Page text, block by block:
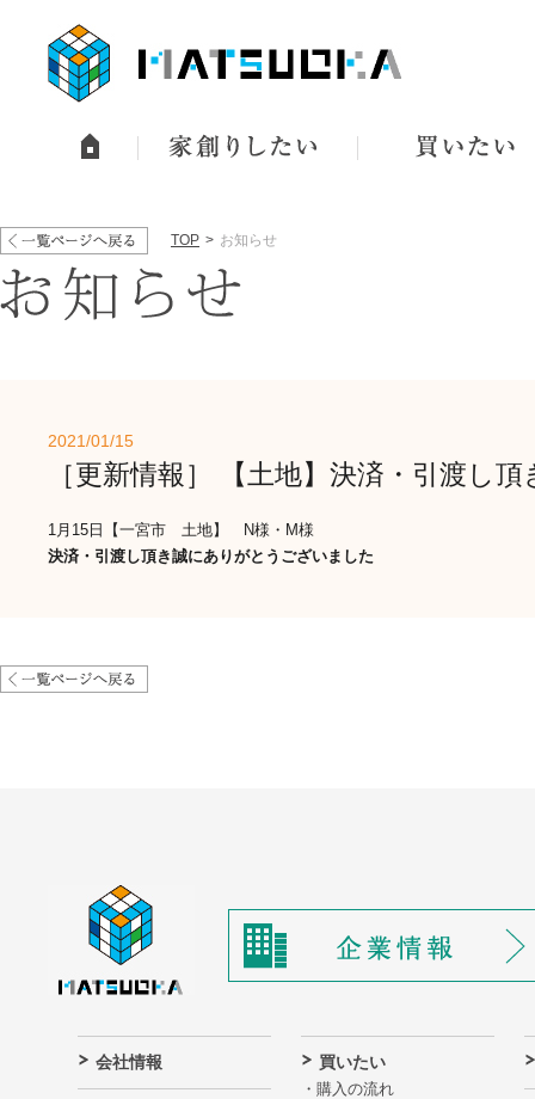
TOP お知らせ
2021/01/15
［更新情報］ 【土地】決済・引渡し
1月15日【一宮市 土地】 N様・M様
決済・引渡し頂き誠にありがとうございました
会社情報 買いたい
購入の流れ